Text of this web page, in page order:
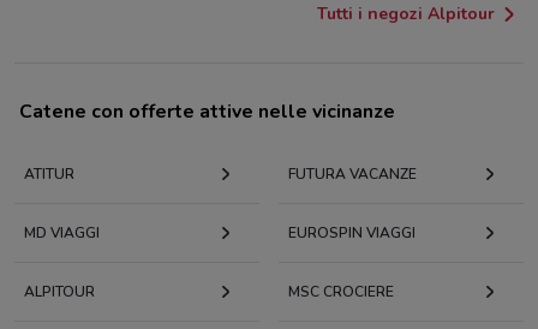
Tutti i negozi Alpitour
Catene con offerte attive nelle vicinanze
ATITUR FUTURA VACANZE
MD VIAGGI EUROSPIN VIAGGI
ALPITOUR MSC CROCIERE